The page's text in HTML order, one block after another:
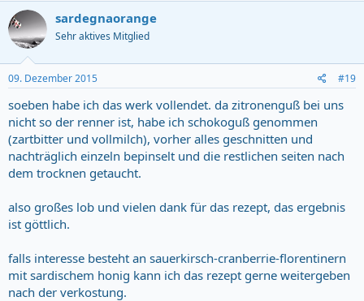
sardegnaorange
Sehr aktives Mitglied
09. Dezember 2015 #19
soeben habe ich das werk vollendet. da zitronenguß bei uns
nicht so der renner ist, habe ich schokoguß genommen
(zartbitter und vollmilch), vorher alles geschnitten und
nachträglich einzeln bepinselt und die restlichen seiten nach
dem trocknen getaucht.
also großes lob und vielen dank für das rezept, das ergebnis
ist göttlich.
falls interesse besteht an sauerkirsch-cranberrie-florentinern
mit sardischem honig kann ich das rezept gerne weitergeben
nach der verkostung.